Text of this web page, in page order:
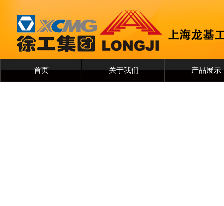
首页 关于我们 产品展示